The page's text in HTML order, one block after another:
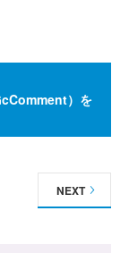
）を
NEXT